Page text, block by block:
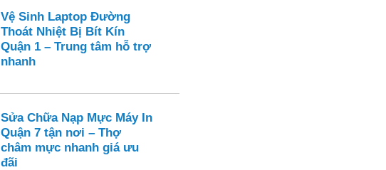
Vệ Sinh Laptop Đường
Thoát Nhiệt Bị Bít Kín
Quận 1 – Trung tâm hỗ trợ
nhanh
Sửa Chữa Nạp Mực Máy In
Quận 7 tận nơi – Thợ
châm mực nhanh giá ưu
đãi